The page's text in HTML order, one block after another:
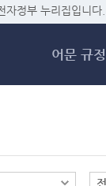
메
자정부 누리집입니다.
어문 규정